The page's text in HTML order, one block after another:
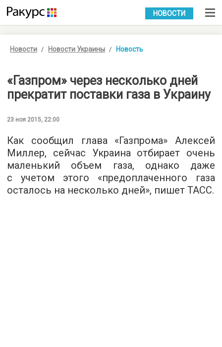
УКР РУС
НОВОСТИ
Новости Новости Украины Новость
«Газпром» через несколько дней
прекратит поставки газа в Украину
23 ноя 2015, 22:00
Как сообщил глава «Газпрома» Алексей
Миллер, сейчас Украина отбирает очень
маленький объем газа, однако даже
с учетом этого «предоплаченного газа
осталось на несколько дней», пишет ТАСС.